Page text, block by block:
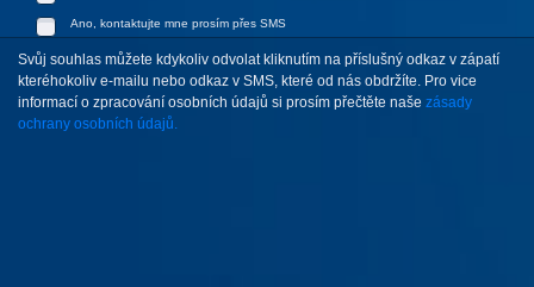
Ano, kontaktujte mne prosím přes SMS
Svůj souhlas můžete kdykoliv odvolat kliknutím na příslušný odkaz v zápatí
kteréhokoliv e-mailu nebo odkaz v SMS, které od nás obdržíte. Pro vice
informací o zpracování osobních údajů si prosím přečtěte naše zásady
ochrany osobních údajů.